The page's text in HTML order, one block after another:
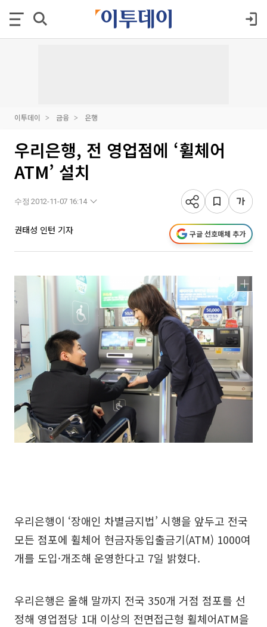
이투데이 금융 은행
우리은행, 전 영업점에 ‘휠체어
ATM’ 설치
수정 2012-11-07 16:14
권태성 인턴 기자 구글 선호매체 추가
우리은행이 ‘장애인 차별금지법’ 시행을 앞두고 전국
모든 점포에 휠체어 현금자동입출금기(ATM) 1000여
개를 도입·개조해 운영한다고 7일 밝혔다.
우리은행은 올해 말까지 전국 350개 거점 점포를 선
정해 영업점당 1대 이상의 전면접근형 휠체어ATM을